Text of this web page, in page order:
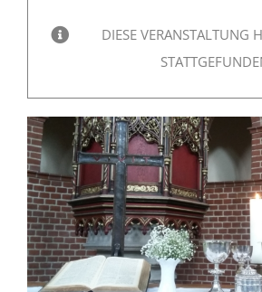
DIESE VERANSTALTUNG